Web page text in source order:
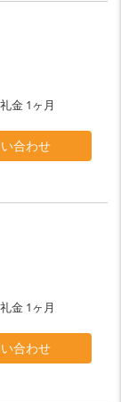
金 1ヶ月
合わせ
金 1ヶ月
合わせ